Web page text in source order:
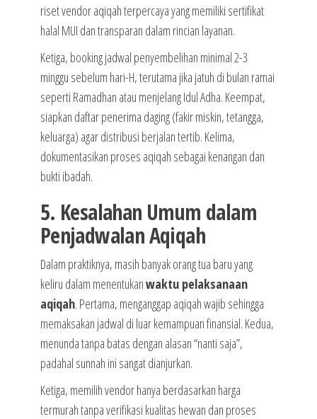
riset vendor aqiqah terpercaya yang memiliki sertifikat
halal MUI dan transparan dalam rincian layanan.
Ketiga, booking jadwal penyembelihan minimal 2-3
minggu sebelum hari-H, terutama jika jatuh di bulan ramai
seperti Ramadhan atau menjelang Idul Adha. Keempat,
siapkan daftar penerima daging (fakir miskin, tetangga,
keluarga) agar distribusi berjalan tertib. Kelima,
dokumentasikan proses aqiqah sebagai kenangan dan
bukti ibadah.
5. Kesalahan Umum dalam
Penjadwalan Aqiqah
Dalam praktiknya, masih banyak orang tua baru yang
keliru dalam menentukanwaktu pelaksanaan
aqiqah. Pertama, menganggap aqiqah wajib sehingga
memaksakan jadwal di luar kemampuan finansial. Kedua,
menunda tanpa batas dengan alasan “nanti saja”,
padahal sunnah ini sangat dianjurkan.
Ketiga, memilih vendor hanya berdasarkan harga
termurah tanpa verifikasi kualitas hewan dan proses